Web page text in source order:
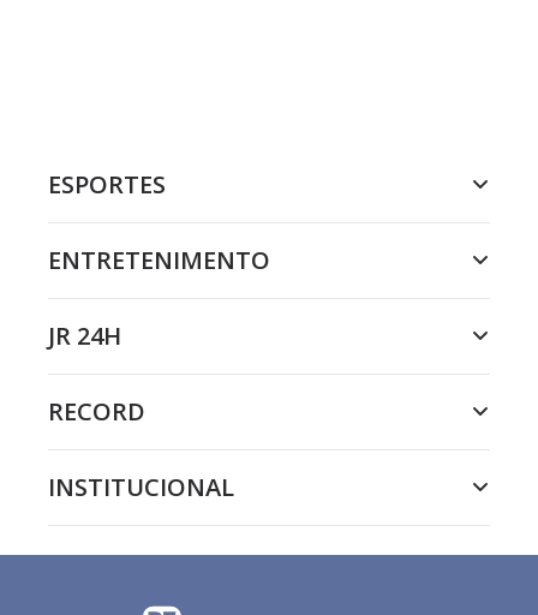
ESPORTES
ENTRETENIMENTO
JR 24H
RECORD
INSTITUCIONAL